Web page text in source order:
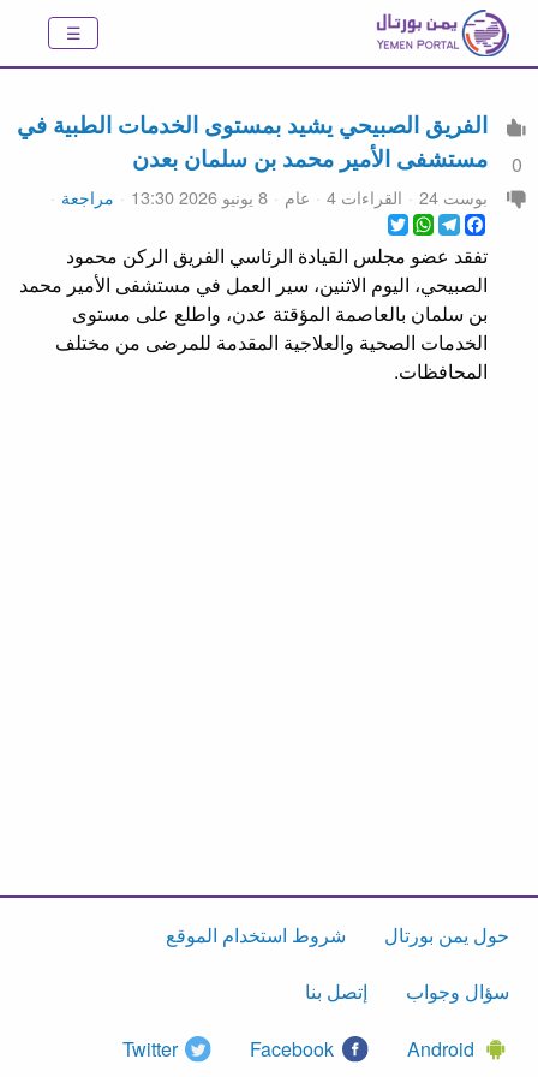
0
الفريق الصبيحي يشيد بمستوى الخدمات الطبية في
مستشفى الأمير محمد بن سلمان بعدن
بوست 24 القراءات 4 عام 8 يونيو 2026 13:30
مراجعة
Twitter
WhatsApp
Telegram
Facebook
تفقد عضو مجلس القيادة الرئاسي الفريق الركن محمود
الصبيحي، اليوم الاثنين، سير العمل في مستشفى الأمير محمد
بن سلمان بالعاصمة المؤقتة عدن، واطلع على مستوى
الخدمات الصحية والعلاجية المقدمة للمرضى من مختلف
المحافظات.
حول يمن بورتال شروط استخدام الموقع
سؤال وجواب إتصل بنا
Android
Facebook
Twitter